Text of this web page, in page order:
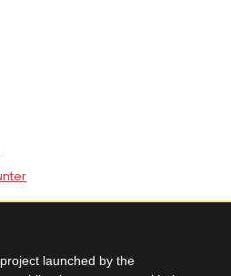
launched by the